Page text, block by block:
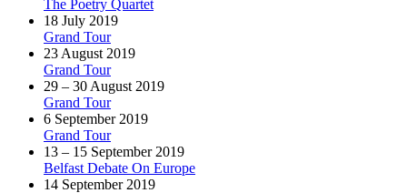
The Poetry Quartet
18 July 2019
Grand Tour
23 August 2019
Grand Tour
29 – 30 August 2019
Grand Tour
6 September 2019
Grand Tour
13 – 15 September 2019
Belfast Debate On Europe
14 September 2019